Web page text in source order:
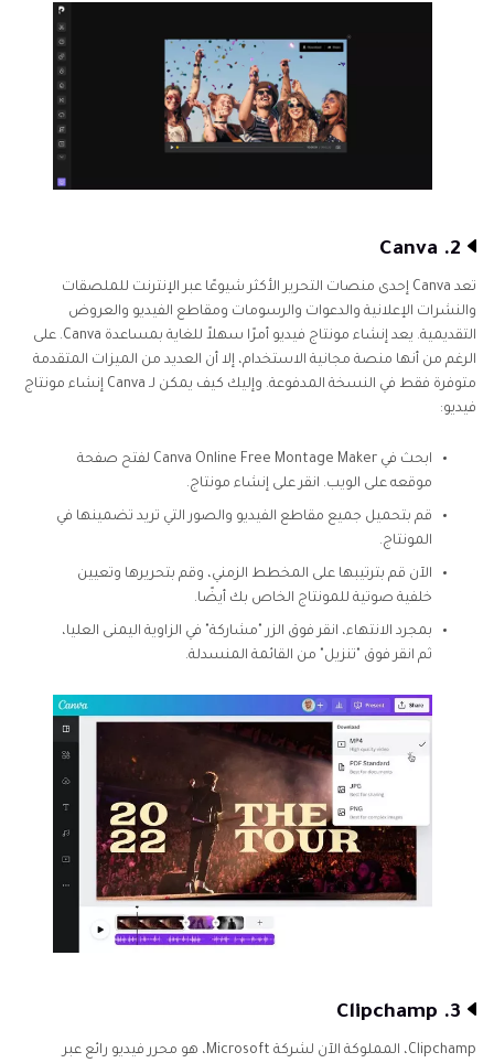
2. Canva
تعد Canva إحدى منصات التحرير الأكثر شيوعًا عبر الإنترنت للملصقات
والنشرات الإعلانية والدعوات والرسومات ومقاطع الفيديو والعروض
التقديمية. يعد إنشاء مونتاج فيديو أمرًا سهلاً للغاية بمساعدة Canva. على
الرغم من أنها منصة مجانية الاستخدام، إلا أن العديد من الميزات المتقدمة
متوفرة فقط في النسخة المدفوعة. وإليك كيف يمكن لـ Canva إنشاء مونتاج
فيديو:
ابحث في Canva Online Free Montage Maker لفتح صفحة
موقعه على الويب. انقر على إنشاء مونتاج.
قم بتحميل جميع مقاطع الفيديو والصور التي تريد تضمينها في
المونتاج.
الآن قم بترتيبها على المخطط الزمني، وقم بتحريرها وتعيين
خلفية صوتية للمونتاج الخاص بك أيضًا.
بمجرد الانتهاء، انقر فوق الزر "مشاركة" في الزاوية اليمنى العليا،
ثم انقر فوق "تنزيل" من القائمة المنسدلة.
3. Clipchamp
Clipchamp، المملوكة الآن لشركة Microsoft، هو محرر فيديو رائع عبر